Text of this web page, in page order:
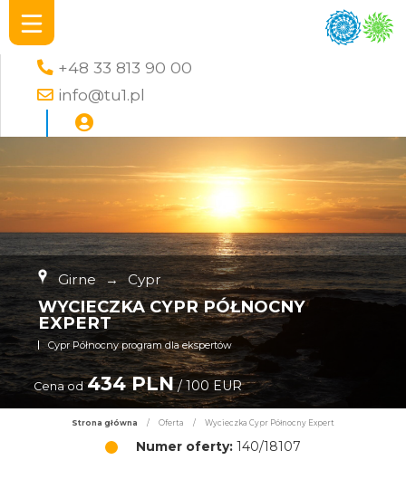
+48 33 813 90 00
info@tu1.pl
Girne → Cypr
WYCIECZKA CYPR PÓŁNOCNY
EXPERT
Cypr Północny program dla ekspertów
Cena od 434 PLN/ 100 EUR
Strona główna / Oferta / Wycieczka Cypr Północny Expert
Numer oferty: 140/18107